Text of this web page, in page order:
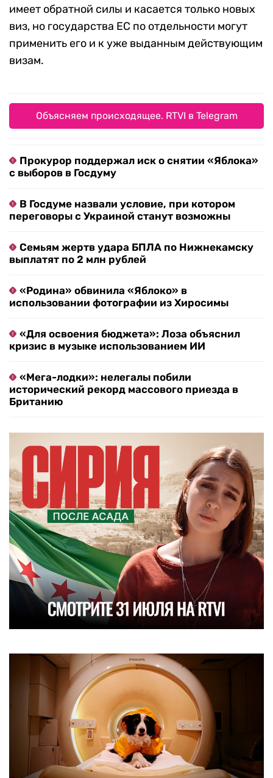
имеет обратной силы и касается только новых
виз, но государства ЕС по отдельности могут
применить его и к уже выданным действующим
визам.
Объясняем происходящее. RTVI в Telegram
Прокурор поддержал иск о снятии «Яблока»
с выборов в Госдуму
В Госдуме назвали условие, при котором
переговоры с Украиной станут возможны
Семьям жертв удара БПЛА по Нижнекамску
выплатят по 2 млн рублей
«Родина» обвинила «Яблоко» в
использовании фотографии из Хиросимы
«Для освоения бюджета»: Лоза объяснил
кризис в музыке использованием ИИ
«Мега-лодки»: нелегалы побили
исторический рекорд массового приезда в
Британию